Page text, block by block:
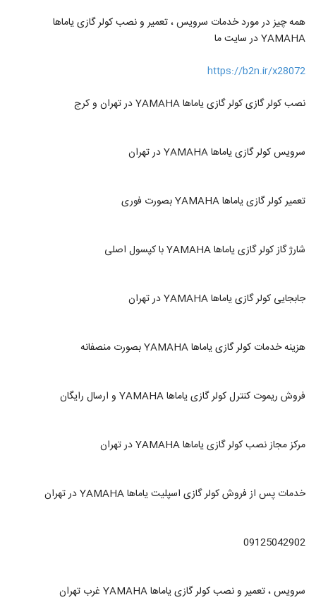
همه چیز در مورد خدمات سرویس ، تعمیر و نصب کولر گازی یاماها
YAMAHA در سایت ما
https://b2n.ir/x28072
نصب کولر گازی کولر گازی یاماها YAMAHA در تهران و کرج
سرویس کولر گازی یاماها YAMAHA در تهران
تعمیر کولر گازی یاماها YAMAHA بصورت فوری
شارژ گاز کولر گازی یاماها YAMAHA با کپسول اصلی
جابجایی کولر گازی یاماها YAMAHA در تهران
هزینه خدمات کولر گازی یاماها YAMAHA بصورت منصفانه
فروش ریموت کنترل کولر گازی یاماها YAMAHA و ارسال رایگان
مرکز مجاز نصب کولر گازی یاماها YAMAHA در تهران
خدمات پس از فروش کولر گازی اسپلیت یاماها YAMAHA در تهران
09125042902
سرویس ، تعمیر و نصب کولر گازی یاماها YAMAHA غرب تهران